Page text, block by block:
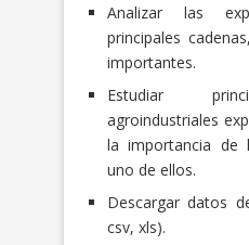
Analizar las
principales
importantes.
Estudiar
agroindustriales
la importancia de
uno de ellos.
Descargar datos
csv, xls).